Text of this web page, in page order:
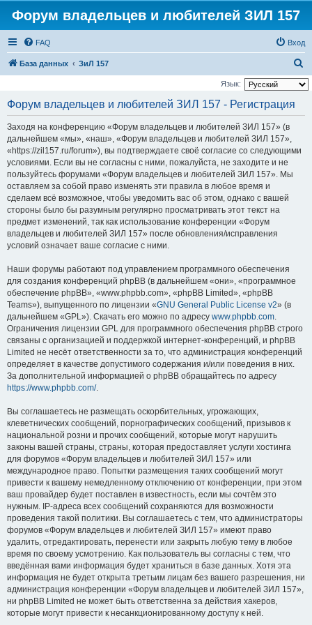
Форум владельцев и любителей ЗИЛ 157
FAQ Вход
База данных ЗиЛ 157
о
Язык:
Форум владельцев и любителей ЗИЛ 157 - Регистрация
Заходя на конференцию «Форум владельцев и любителей ЗИЛ 157» (в
дальнейшем «мы», «наш», «Форум владельцев и любителей ЗИЛ 157»,
«https://zil157.ru/forum»), вы подтверждаете своё согласие со следующими
условиями. Если вы не согласны с ними, пожалуйста, не заходите и не
пользуйтесь форумами «Форум владельцев и любителей ЗИЛ 157». Мы
оставляем за собой право изменять эти правила в любое время и
сделаем всё возможное, чтобы уведомить вас об этом, однако с вашей
стороны было бы разумным регулярно просматривать этот текст на
предмет изменений, так как использование конференции «Форум
владельцев и любителей ЗИЛ 157» после обновления/исправления
условий означает ваше согласие с ними.
Наши форумы работают под управлением программного обеспечения
для создания конференций phpBB (в дальнейшем «они», «программное
обеспечение phpBB», «www.phpbb.com», «phpBB Limited», «phpBB
Teams»), выпущенного по лицензии «GNU General Public License v2» (в
дальнейшем «GPL»). Скачать его можно по адресу www.phpbb.com.
Ограничения лицензии GPL для программного обеспечения phpBB строго
связаны с организацией и поддержкой интернет-конференций, и phpBB
Limited не несёт ответственности за то, что администрация конференций
определяет в качестве допустимого содержания и/или поведения в них.
За дополнительной информацией о phpBB обращайтесь по адресу
https://www.phpbb.com/.
Вы соглашаетесь не размещать оскорбительных, угрожающих,
клеветнических сообщений, порнографических сообщений, призывов к
национальной розни и прочих сообщений, которые могут нарушить
законы вашей страны, страны, которая предоставляет услуги хостинга
для форумов «Форум владельцев и любителей ЗИЛ 157» или
международное право. Попытки размещения таких сообщений могут
привести к вашему немедленному отключению от конференции, при этом
ваш провайдер будет поставлен в известность, если мы сочтём это
нужным. IP-адреса всех сообщений сохраняются для возможности
проведения такой политики. Вы соглашаетесь с тем, что администраторы
форумов «Форум владельцев и любителей ЗИЛ 157» имеют право
удалить, отредактировать, перенести или закрыть любую тему в любое
время по своему усмотрению. Как пользователь вы согласны с тем, что
введённая вами информация будет храниться в базе данных. Хотя эта
информация не будет открыта третьим лицам без вашего разрешения, ни
администрация конференции «Форум владельцев и любителей ЗИЛ 157»,
ни phpBB Limited не может быть ответственна за действия хакеров,
которые могут привести к несанкционированному доступу к ней.